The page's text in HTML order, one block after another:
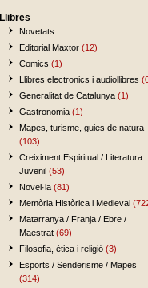
Llibres
Novetats
Editorial Maxtor (12)
Comics (1)
Llibres electronics i audiollibres
Generalitat de Catalunya (1)
Gastronomia (1)
Mapes, turisme, guies de natura
(103)
Creiximent Espiritual / Literatura
Juvenil (53)
Novel·la (81)
Memòria Històrica i Medieval
Matarranya / Franja / Ebre /
Maestrat (69)
Filosofia, ètica i religió (3)
Esports / Senderisme / Mapes
(314)